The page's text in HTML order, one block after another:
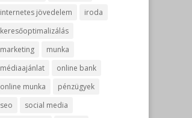
internetes jövedelem
iroda
keresőoptimalizálás
marketing
munka
médiaajánlat
online bank
online munka
pénzügyek
seo
social media